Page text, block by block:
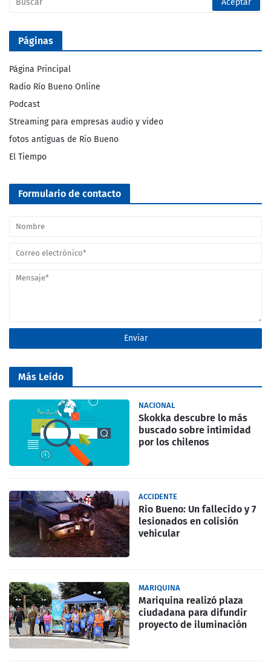
Páginas
Página Principal
Radio Río Bueno Online
Podcast
Streaming para empresas audio y video
fotos antiguas de Rio Bueno
El Tiempo
Formulario de contacto
Más Leído
NACIONAL
Skokka descubre lo más
buscado sobre intimidad
por los chilenos
ACCIDENTE
Rio Bueno: Un fallecido y 7
lesionados en colisión
vehicular
MARIQUINA
Mariquina realizó plaza
ciudadana para difundir
proyecto de iluminación